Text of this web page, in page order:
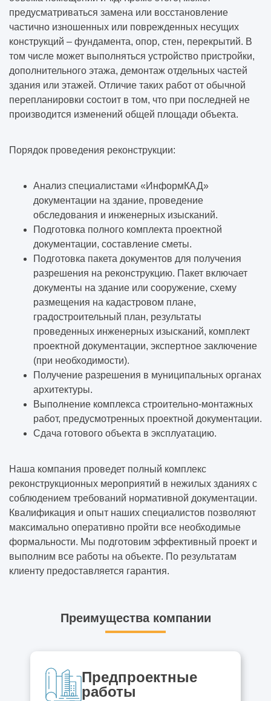
предусматриваться замена или восстановление
частично изношенных или поврежденных несущих
конструкций – фундамента, опор, стен, перекрытий. В
том числе может выполняться устройство пристройки,
дополнительного этажа, демонтаж отдельных частей
здания или этажей. Отличие таких работ от обычной
перепланировки состоит в том, что при последней не
производится изменений общей площади объекта.
Порядок проведения реконструкции:
Анализ специалистами «ИнформКАД»
документации на здание, проведение
обследования и инженерных изысканий.
Подготовка полного комплекта проектной
документации, составление сметы.
Подготовка пакета документов для получения
разрешения на реконструкцию. Пакет включает
документы на здание или сооружение, схему
размещения на кадастровом плане,
градостроительный план, результаты
проведенных инженерных изысканий, комплект
проектной документации, экспертное заключение
(при необходимости).
Получение разрешения в муниципальных органах
архитектуры.
Выполнение комплекса строительно-монтажных
работ, предусмотренных проектной документации.
Сдача готового объекта в эксплуатацию.
Наша компания проведет полный комплекс
реконструкционных мероприятий в нежилых зданиях с
соблюдением требований нормативной документации.
Квалификация и опыт наших специалистов позволяют
максимально оперативно пройти все необходимые
формальности. Мы подготовим эффективный проект и
выполним все работы на объекте. По результатам
клиенту предоставляется гарантия.
Преимущества компании
Предпроектные
работы